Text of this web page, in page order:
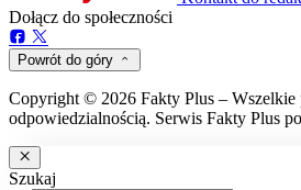
Dołącz do społeczności
Powrót do góry
Copyright © 2026 Fakty Plus – Wszelkie
odpowiedzialnością. Serwis Fakty Plus
Szukaj